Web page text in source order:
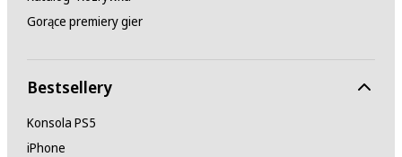
Gorące premiery gier
Bestsellery
Konsola PS5
iPhone